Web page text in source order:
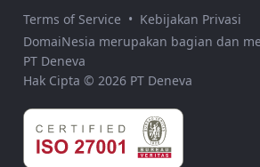
Terms of Service • Kebijakan Privasi
DomaiNesia merupakan bagian dan
PT Deneva
Hak Cipta © 2026 PT Deneva